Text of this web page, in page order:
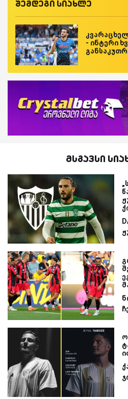
შემდეგი სიახლე
- ინტერი
მსგავსი